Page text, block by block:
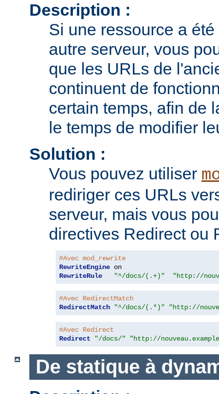
Description :
Si une ressource a
autre serveur, vous
que les URLs de
continuent de
certain temps, afin de
le temps de modifier
Solution :
Vous pouvez utiliser
rediriger ces URLs
serveur, mais vous
directives Redirect ou
#Avec mod_rewrite
RewriteEngine
RewriteRule
"^/docs/(.+)" "http://
#Avec RedirectMatch
RedirectMatch
"^/docs/(.*)" "http://
#Avec Redirect
Redirect
"/docs/" "http://
De statique à